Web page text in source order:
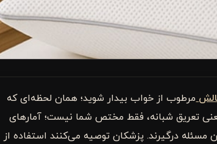
مرطوب از خواب بیدار شوید؛ همان لحظه‌ای که
تعریق شبانه، فقط مختص شما نیست؛ آمارهای
در طول خواب با این مسئله درگیرند. پزشکان توصیه می‌کنند استفاده از